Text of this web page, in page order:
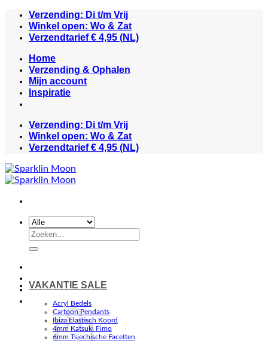
naar
inhoud
Verzending: Di t/m Vrij
Winkel open: Wo & Zat
Verzendtarief € 4,95 (NL)
Home
Verzending & Ophalen
Mijn account
Inspiratie
Verzending: Di t/m Vrij
Winkel open: Wo & Zat
Verzendtarief € 4,95 (NL)
Zoeken
VAKANTIE SALE
Acryl Bedels
Cartoon Pendants
Ibiza Elastisch Koord
4mm Katsuki Fimo
6mm Tsjechische Facetten